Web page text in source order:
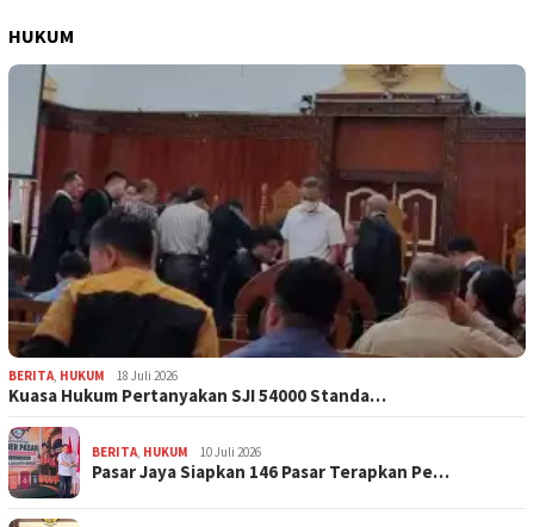
HUKUM
BERITA, HUKUM 18 Juli 2026
Kuasa Hukum Pertanyakan SJI 54000 Standa…
BERITA, HUKUM 10 Juli 2026
Pasar Jaya Siapkan 146 Pasar Terapkan Pe…